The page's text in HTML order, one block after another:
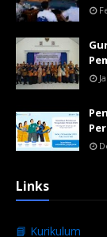
Links
📘 Kurikulum